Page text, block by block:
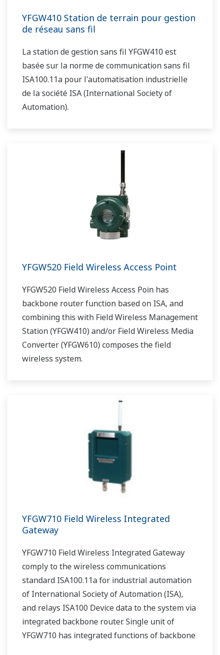
YFGW410 Station de terrain pour gestion
de réseau sans fil
La station de gestion sans fil YFGW410 est
basée sur la norme de communication sans fil
ISA100.11a pour l'automatisation industrielle
de la société ISA (International Society of
Automation).
YFGW520 Field Wireless Access Point
YFGW520 Field Wireless Access Poin has
backbone router function based on ISA, and
combining this with Field Wireless Management
Station (YFGW410) and/or Field Wireless Media
Converter (YFGW610) composes the field
wireless system.
YFGW710 Field Wireless Integrated
Gateway
YFGW710 Field Wireless Integrated Gateway
comply to the wireless communications
standard ISA100.11a for industrial automation
of International Society of Automation (ISA),
and relays ISA100 Device data to the system via
integrated backbone router. Single unit of
YFGW710 has integrated functions of backbone